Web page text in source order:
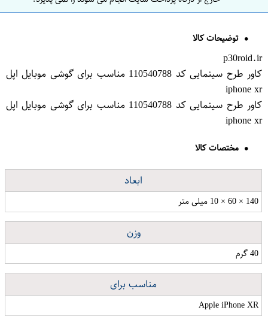
توضیحات کالا
p30roid.ir
کاور طرح سینمایی کد 110540788 مناسب برای گوشی موبایل اپل
iphone xr
کاور طرح سینمایی کد 110540788 مناسب برای گوشی موبایل اپل
iphone xr
مختصات کالا
ابعاد
140 × 60 × 10 میلی متر
وزن
40 گرم
مناسب برای
Apple iPhone XR